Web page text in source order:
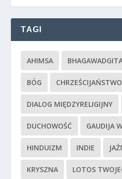
TAGI
AHIMSA
BÓG CHRZEŚCIJAŃSTWO
DIALOG MIĘDZYRELIGIJNY
DUCHOWOŚĆ GAUDIJA
HINDUIZM INDIE
KRYSZNA LOTOS